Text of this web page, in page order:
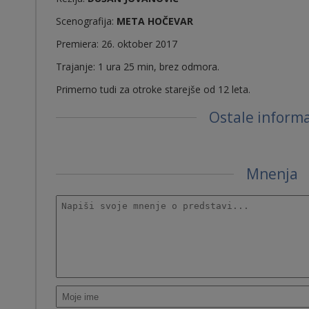
Scenografija: META HOČEVAR
Premiera: 26. oktober 2017
Trajanje: 1 ura 25 min, brez odmora.
Primerno tudi za otroke starejše od 12 leta.
Ostale
Mnenja